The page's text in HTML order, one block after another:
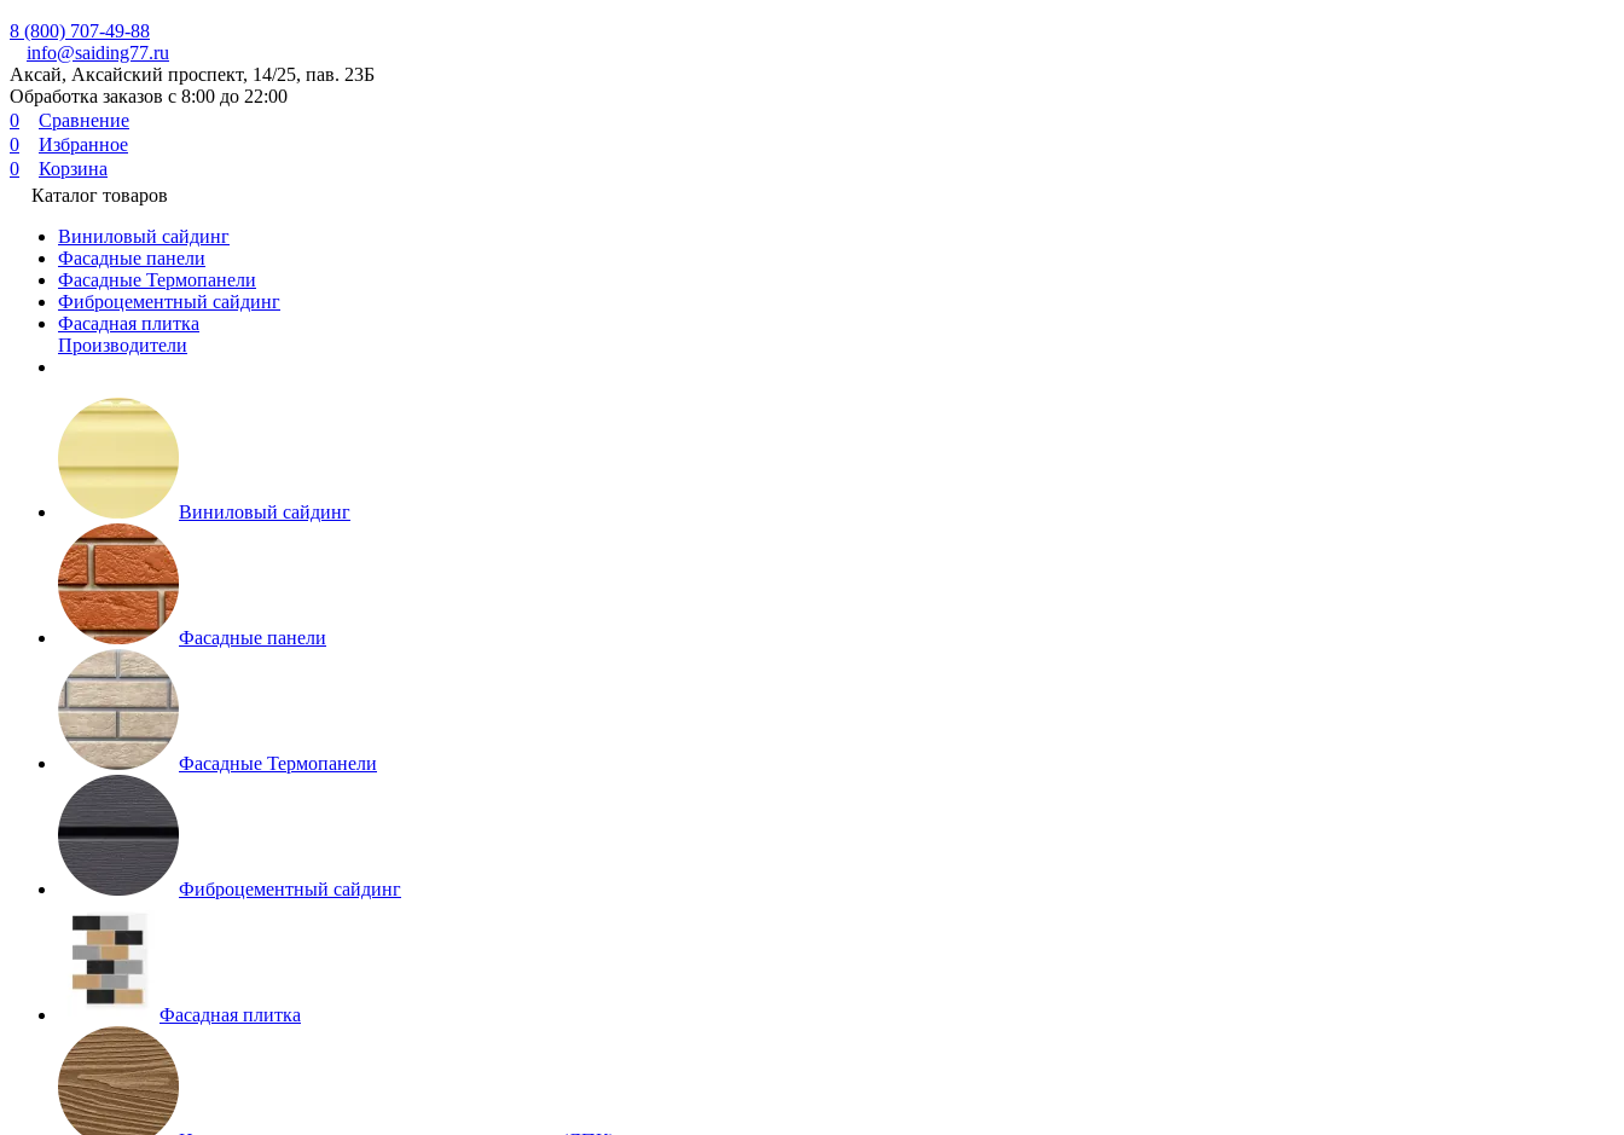
8 (800) 707-49-88
info@saiding77.ru
Аксай, Аксайский проспект, 14/25, пав. 23Б
Обработка заказов с 8:00 до 22:00
0
Сравнение
0
Избранное
0
Корзина
Каталог товаров
Виниловый сайдинг
Фасадные панели
Фасадные Термопанели
Фиброцементный сайдинг
Фасадная плитка
Производители
Виниловый сайдинг
Фасадные панели
Фасадные Термопанели
Фиброцементный сайдинг
Фасадная плитка